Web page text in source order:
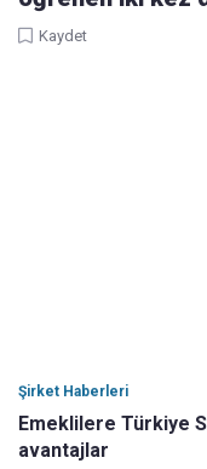
Kaydet
Şirket Haberleri
Emeklilere Türkiye
avantajlar